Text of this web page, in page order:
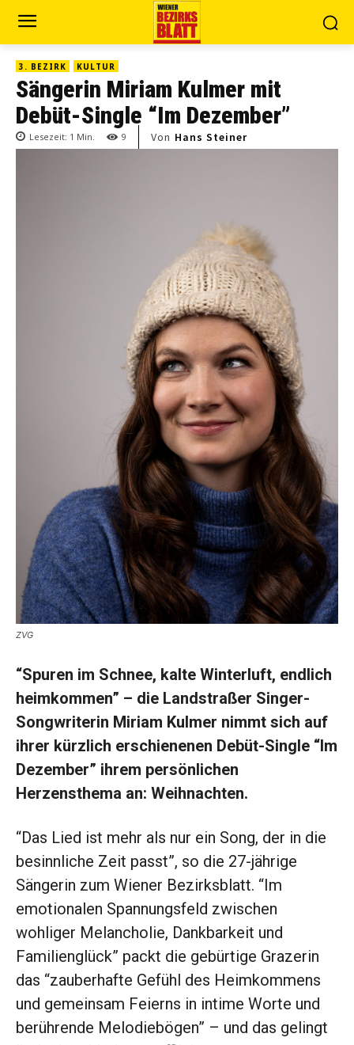
3. BEZIRK KULTUR
Sängerin Miriam Kulmer mit
Debüt-Single “Im Dezember”
Lesezeit: 1 Min. 9 Von Hans Steiner
ZVG
“Spuren im Schnee, kalte Winterluft, endlich
heimkommen” – die Landstraßer Singer-
Songwriterin Miriam Kulmer nimmt sich auf
ihrer kürzlich erschienenen Debüt-Single “Im
Dezember” ihrem persönlichen
Herzensthema an: Weihnachten.
“Das Lied ist mehr als nur ein Song, der in die
besinnliche Zeit passt”, so die 27-jährige
Sängerin zum Wiener Bezirksblatt. “Im
emotionalen Spannungsfeld zwischen
wohliger Melancholie, Dankbarkeit und
Familienglück” packt die gebürtige Grazerin
das “zauberhafte Gefühl des Heimkommens
und gemeinsam Feierns in intime Worte und
berührende Melodiebögen” – und das gelingt